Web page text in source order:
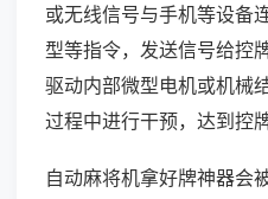
或无线信号与手机等设备
型等指令，发送信号给控
驱动内部微型电机或机械
过程中进行干预，达到控
自动麻将机拿好牌神器会